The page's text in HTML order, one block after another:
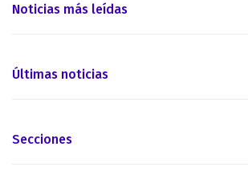
Noticias más leídas
Últimas noticias
Secciones